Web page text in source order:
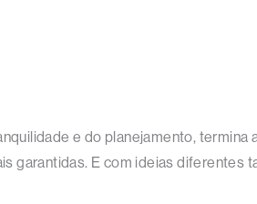
e do planejamento,
garantidas. E com ideias diferentes